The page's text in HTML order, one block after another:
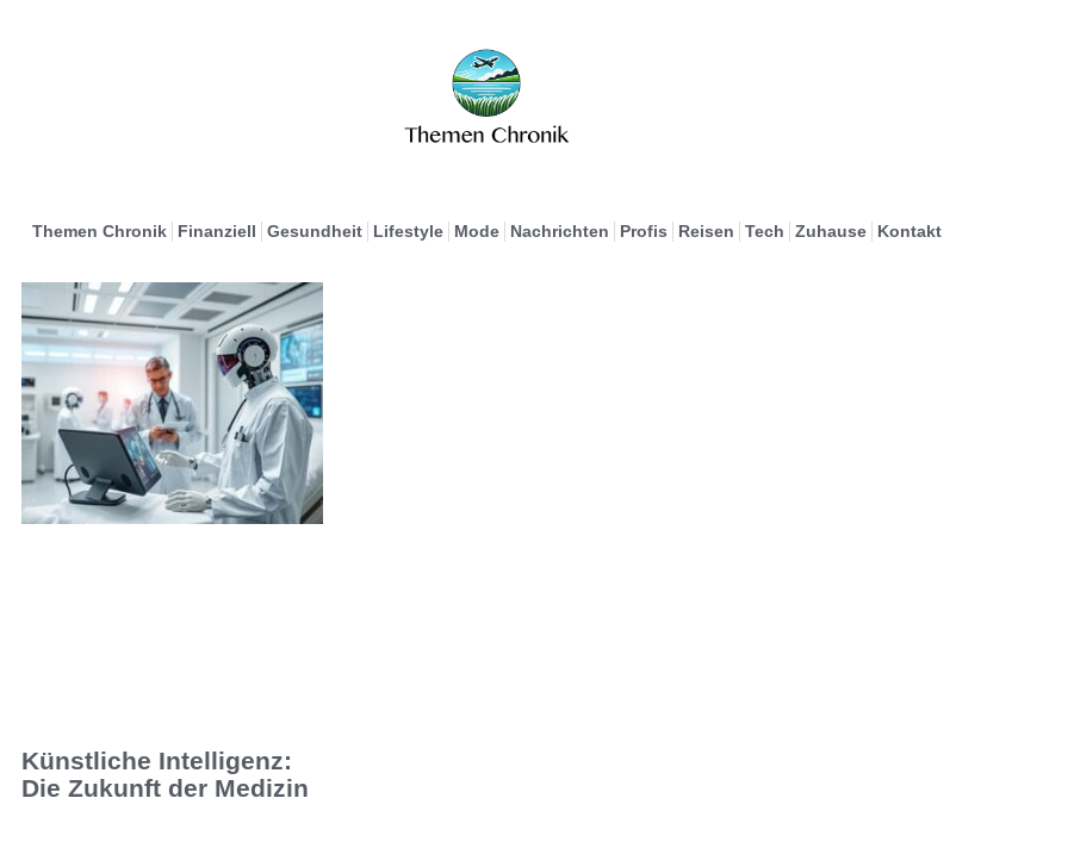
Themen Chronik Finanziell Gesundheit Lifestyle Mode Nachrichten Profis Reisen Tech Zuhause Kontakt
Künstliche Intelligenz:
Die Zukunft der Medizin